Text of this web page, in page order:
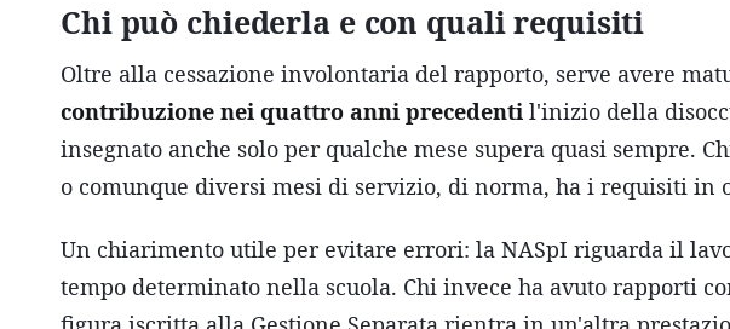
Chi può chiederla e con quali requisiti
Oltre alla cessazione involontaria del rapporto, serve avere
contribuzione nei quattro anni precedenti l'inizio della
insegnato anche solo per qualche mese supera quasi sempre.
o comunque diversi mesi di servizio, di norma, ha i requisiti in
Un chiarimento utile per evitare errori: la NASpI riguarda il
tempo determinato nella scuola. Chi invece ha avuto rapporti